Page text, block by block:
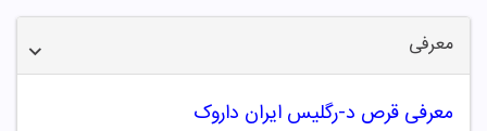
معرفی
معرفی قرص د-رگلیس ایران داروک